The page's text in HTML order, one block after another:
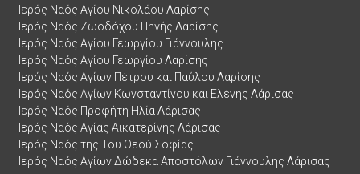
Ιερός Ναός Αγίου Νικολάου Λαρίσης
Ιερός Ναός Ζωοδόχου Πηγής Λαρίσης
Ιερός Ναός Αγίου Γεωργίου Γιάννουλης
Ιερός Ναός Αγίου Γεωργίου Λαρίσης
Ιερός Ναός Αγίων Πέτρου και Παύλου Λαρίσης
Ιερός Ναός Αγίων Κωνσταντίνου και Ελένης Λάρισας
Ιερός Ναός Προφήτη Ηλία Λάρισας
Ιερός Ναός Αγίας Αικατερίνης Λάρισας
Ιερός Ναός της Του Θεού Σοφίας
Ιερός Ναός Αγίων Δώδεκα Αποστόλων Γιάννουλης Λάρισας